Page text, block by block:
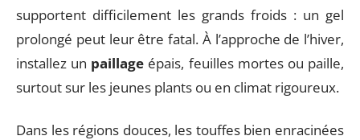
supportent difficilement les grands froids : un gel
prolongé peut leur être fatal. À l’approche de l’hiver,
installez un paillage épais, feuilles mortes ou paille,
surtout sur les jeunes plants ou en climat rigoureux.
Dans les régions douces, les touffes bien enracinées